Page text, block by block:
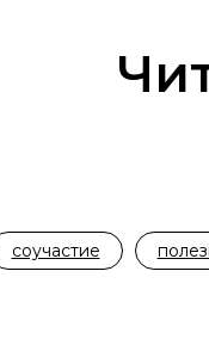
соучастие